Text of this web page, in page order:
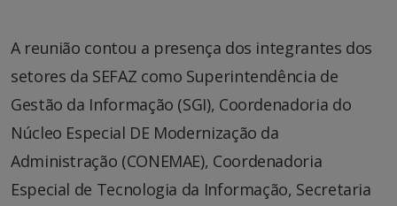
A reunião contou a presença dos integrantes dos
setores da SEFAZ como Superintendência de
Gestão da Informação (SGI), Coordenadoria do
Núcleo Especial DE Modernização da
Administração (CONEMAE), Coordenadoria
Especial de Tecnologia da Informação, Secretaria